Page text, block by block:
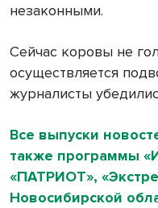
незаконными.
Сейчас коровы не
осуществляется
журналисты
Все выпуски
также программы
«ПАТРИОТ»,
Новосибирской